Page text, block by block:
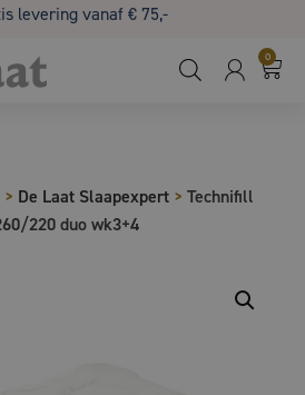
levering vanaf € 75,-
in Bladel van 13.00 - 17.00
0
> De Laat Slaapexpert > Technifill
220 duo wk3+4